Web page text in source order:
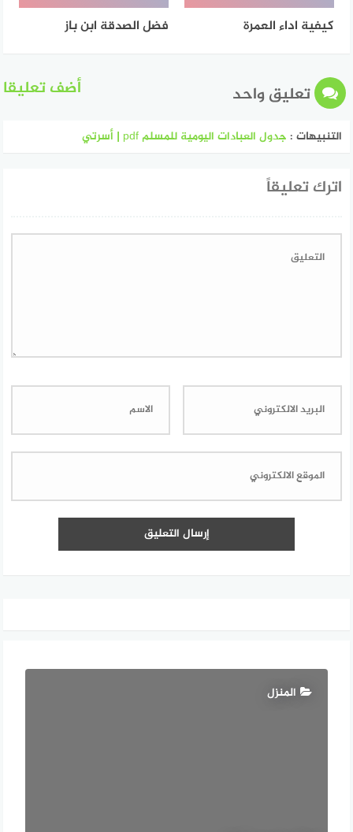
كيفية اداء العمرة فضل الصدقة ابن باز
تعليق واحد أضف تعليقا
التنبيهات : جدول العبادات اليومية للمسلم pdf | أسرتي
اترك تعليقاً
المنزل